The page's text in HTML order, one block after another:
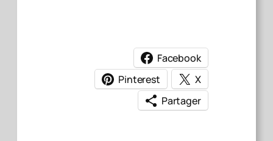
Facebook
Pinterest
X
Partager